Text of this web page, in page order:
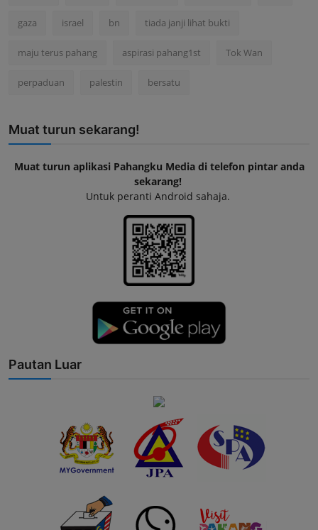
gaza israel bn tiada janji lihat bukti
maju terus pahang aspirasi pahang1st Tok Wan
perpaduan palestin bersatu
Muat turun sekarang!
Muat turun aplikasi Pahangku Media di telefon pintar anda
sekarang!
Untuk peranti Android sahaja.
Pautan Luar